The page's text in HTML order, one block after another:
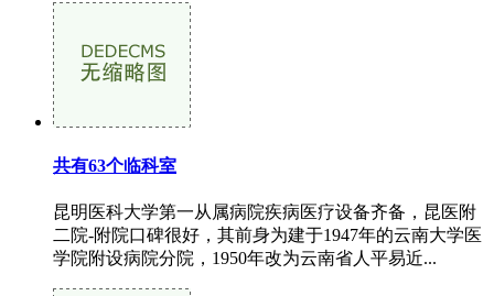
共有63个临科室
昆明医科大学第一从属病院疾病医疗设备齐备，昆医附
二院-附院口碑很好，其前身为建于1947年的云南大学医
学院附设病院分院，1950年改为云南省人平易近...